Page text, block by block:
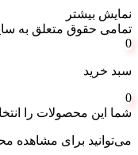
نمایش بیشتر
تمامی حقوق متعلق به
0
سبد خرید
0
شما این محصولات را
می‌توانید برای مشاهده